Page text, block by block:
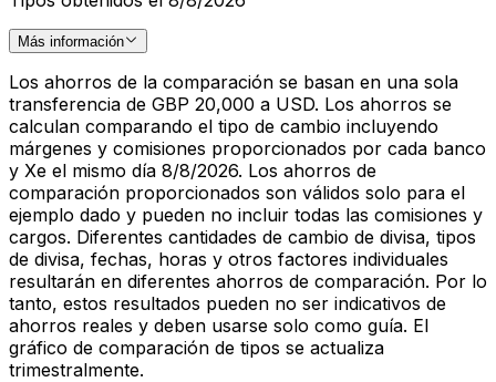
Más información
Los ahorros de la comparación se basan en una sola
transferencia de GBP 20,000 a USD. Los ahorros se
calculan comparando el tipo de cambio incluyendo
márgenes y comisiones proporcionados por cada banco
y Xe el mismo día 8/8/2026. Los ahorros de
comparación proporcionados son válidos solo para el
ejemplo dado y pueden no incluir todas las comisiones y
cargos. Diferentes cantidades de cambio de divisa, tipos
de divisa, fechas, horas y otros factores individuales
resultarán en diferentes ahorros de comparación. Por lo
tanto, estos resultados pueden no ser indicativos de
ahorros reales y deben usarse solo como guía. El
gráfico de comparación de tipos se actualiza
trimestralmente.